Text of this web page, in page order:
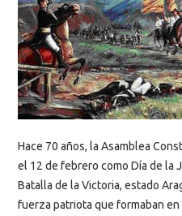
Hace 70 años, la Asamblea
el 12 de febrero como Día de la
Batalla de la Victoria, estado
fuerza patriota que formaban en